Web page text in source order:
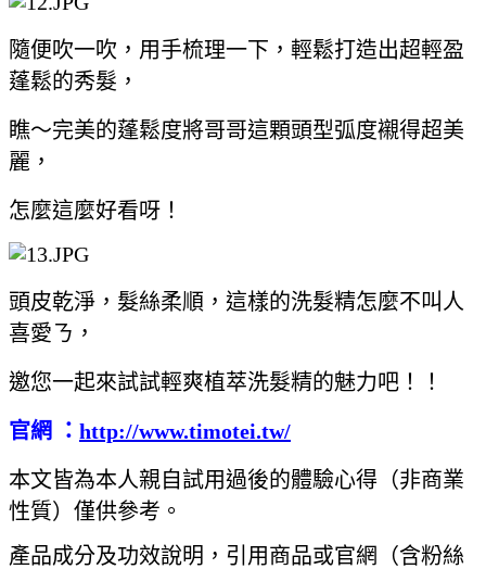
隨便吹一吹，用手梳理一下，輕鬆打造出超輕盈
蓬鬆的秀髮，
瞧～完美的蓬鬆度將哥哥這顆頭型弧度襯得超美
麗，
怎麼這麼好看呀！
頭皮乾淨，髮絲柔順，這樣的洗髮精怎麼不叫人
喜愛ㄋ，
邀您一起來試試輕爽植萃洗髮精的魅力吧！！
官網 ： http://www.timotei.tw/
本文皆為本人親自試用過後的體驗心得（非商業
性質）僅供參考。
產品成分及功效說明，引用商品或官網（含粉絲